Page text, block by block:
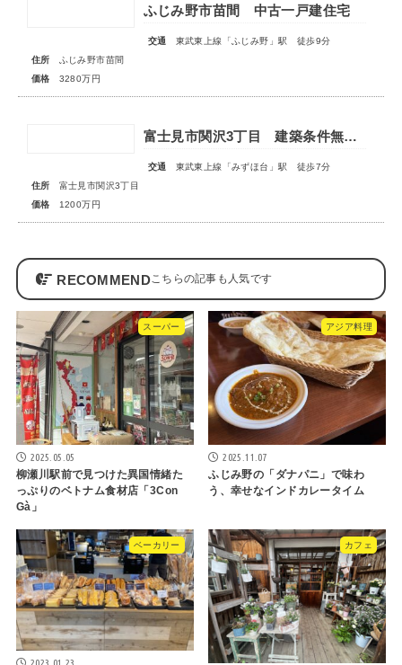
ふじみ野市苗間 中古一戸建住宅
交通
東武東上線「ふじみ野」駅 徒歩9分
住所
ふじみ野市苗間
価格
3280万円
富士見市関沢3丁目 建築条件無売地
交通
東武東上線「みずほ台」駅 徒歩7分
住所
富士見市関沢3丁目
価格
1200万円
RECOMMEND
スーパー
2025.05.05
柳瀬川駅前で見つけた異国情緒た
っぷりのベトナム食材店「3Con
Gà」
アジア料理
2025.11.07
ふじみ野の「ダナパニ」で味わ
う、幸せなインドカレータイム
ベーカリー
2023.01.23
カフェ